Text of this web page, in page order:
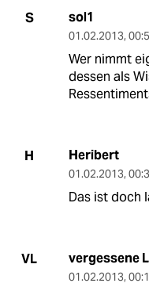
S sol1
01.02.2013,
Wer nimmt
dessen als
H Heribert
01.02.2013,
Das ist doch
VL vergessene
01.02.2013,